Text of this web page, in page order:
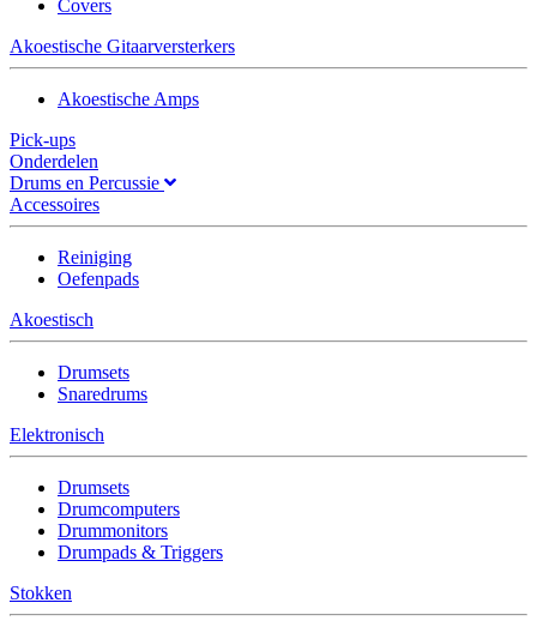
Covers
Akoestische Gitaarversterkers
Akoestische Amps
Pick-ups
Onderdelen
Drums en Percussie
Accessoires
Reiniging
Oefenpads
Akoestisch
Drumsets
Snaredrums
Elektronisch
Drumsets
Drumcomputers
Drummonitors
Drumpads & Triggers
Stokken